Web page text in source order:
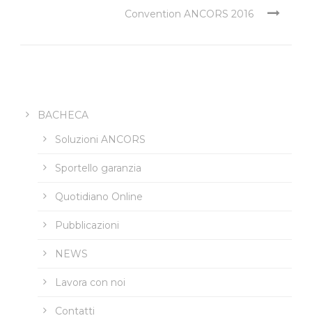
Convention ANCORS 2016
BACHECA
Soluzioni ANCORS
Sportello garanzia
Quotidiano Online
Pubblicazioni
NEWS
Lavora con noi
Contatti